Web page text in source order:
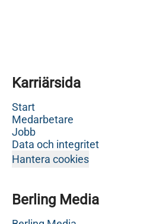
Karriärsida
Start
Medarbetare
Jobb
Data och integritet
Hantera cookies
Berling Media